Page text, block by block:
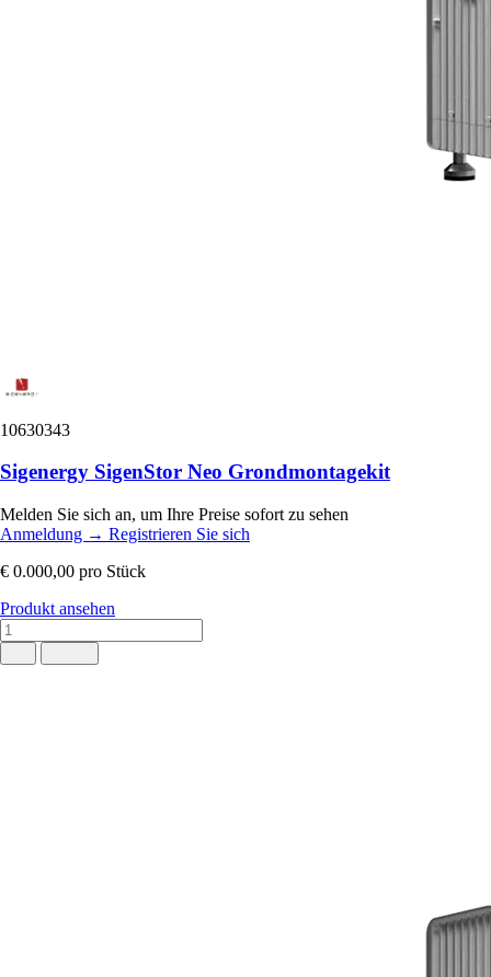
10630343
Sigenergy SigenStor Neo Grondmontagekit
Melden Sie sich an, um Ihre Preise sofort zu sehen
Anmeldung → Registrieren Sie sich
€ 0.000,00 pro Stück
Produkt ansehen